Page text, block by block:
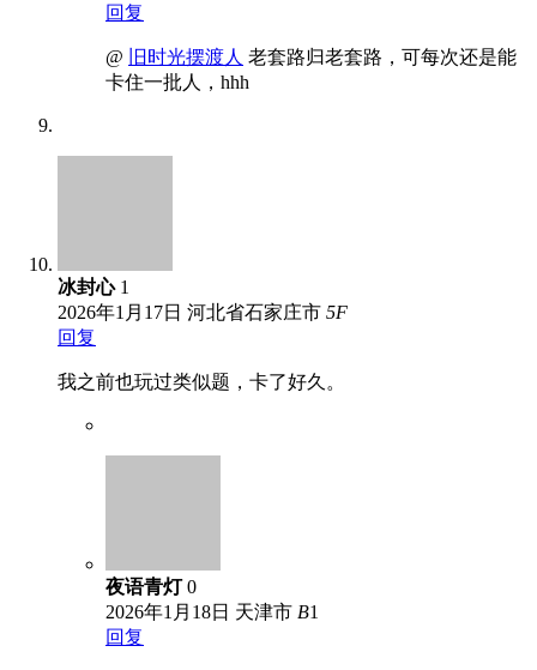
回复
@ 旧时光摆渡人 老套路归老套路，可每次还是能
卡住一批人，hhh
冰封心 1
2026年1月17日 河北省石家庄市 5F
回复
我之前也玩过类似题，卡了好久。
夜语青灯 0
2026年1月18日 天津市 B1
回复